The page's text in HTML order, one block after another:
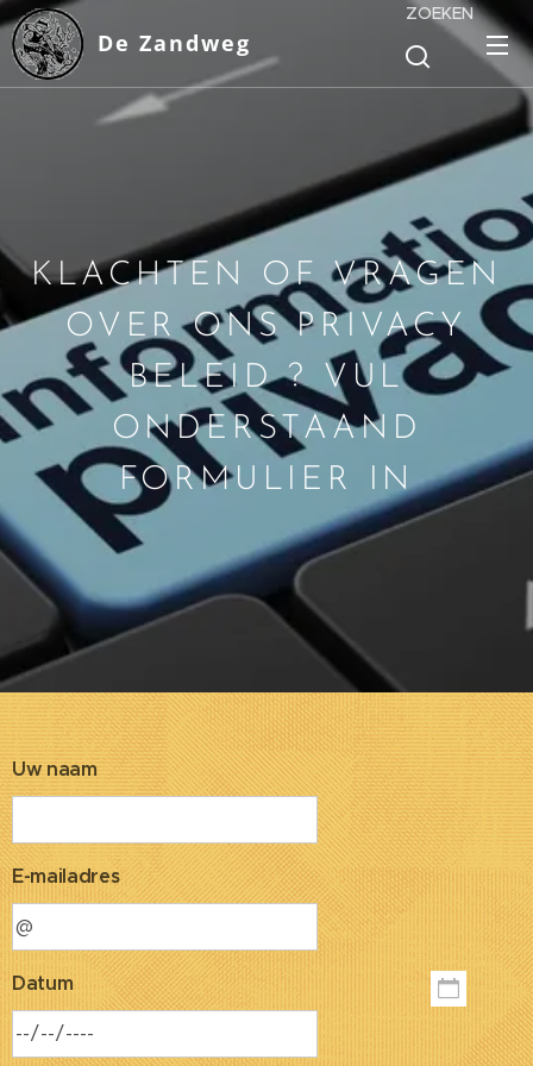
De Zandweg
ZOEKEN
KLACHTEN OF VRAGEN
OVER ONS PRIVACY
BELEID ? VUL
ONDERSTAAND
FORMULIER IN
Uw naam
E-mailadres
Datum